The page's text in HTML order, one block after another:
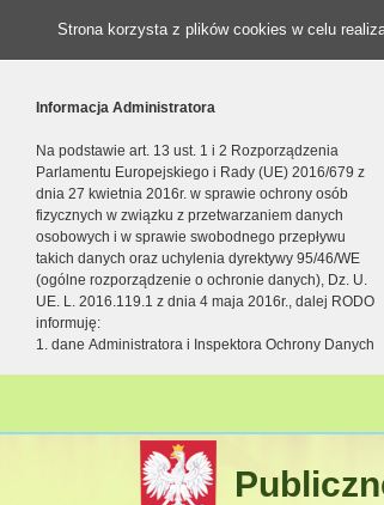
Strona korzysta z plików cookies w celu
Informacja Administratora
Na podstawie art. 13 ust. 1 i 2 Rozporządzenia
Parlamentu Europejskiego i Rady (UE) 2016/679 z
dnia 27 kwietnia 2016r. w sprawie ochrony osób
fizycznych w związku z przetwarzaniem danych
osobowych i w sprawie swobodnego przepływu
takich danych oraz uchylenia dyrektywy 95/46/WE
(ogólne rozporządzenie o ochronie danych), Dz. U.
UE. L. 2016.119.1 z dnia 4 maja 2016r., dalej RODO
informuję:
1. dane Administratora i Inspektora Ochrony Danych